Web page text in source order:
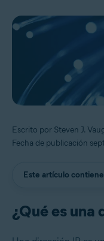
Escrito por Steven J.
Fecha de publicación
Este artículo contiene
¿Qué es una